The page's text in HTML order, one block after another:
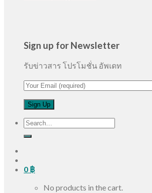
Sign up for Newsletter
รับข่าวสาร โปรโมชั่น อัพเดท
Search
for:
0 ฿
No products in the cart.